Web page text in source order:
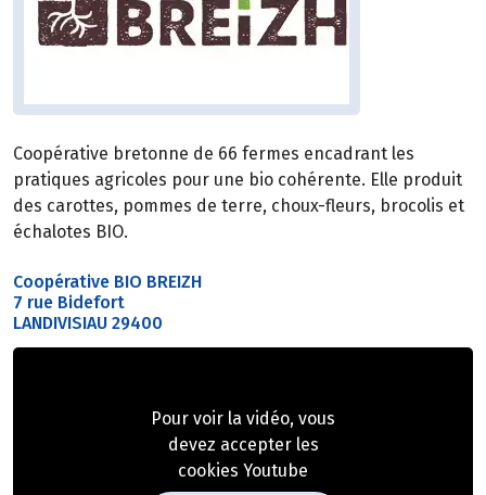
Coopérative bretonne de 66 fermes encadrant les
pratiques agricoles pour une bio cohérente. Elle produit
des carottes, pommes de terre, choux-fleurs, brocolis et
échalotes BIO.
Coopérative BIO BREIZH
7 rue Bidefort
LANDIVISIAU 29400
Pour voir la vidéo, vous
devez accepter les
cookies Youtube